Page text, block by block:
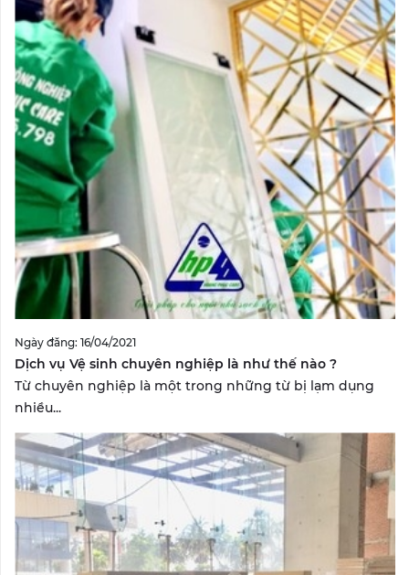
Ngày đăng: 16/04/2021
Dịch vụ Vệ sinh chuyên nghiệp là như thế nào ?
Từ chuyên nghiệp là một trong những từ bị lạm dụng
nhiều...